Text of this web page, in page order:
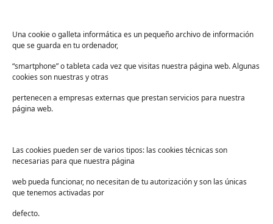
Una cookie o galleta informática es un pequeño archivo de información
que se guarda en tu ordenador,
“smartphone” o tableta cada vez que visitas nuestra página web. Algunas
cookies son nuestras y otras
pertenecen a empresas externas que prestan servicios para nuestra
página web.
Las cookies pueden ser de varios tipos: las cookies técnicas son
necesarias para que nuestra página
web pueda funcionar, no necesitan de tu autorización y son las únicas
que tenemos activadas por
defecto.
Sanidad
Educación
Centros deportivos
Servicios
Industria alimentaria
Lista de deseos
Términos y condiciones
Devoluciones